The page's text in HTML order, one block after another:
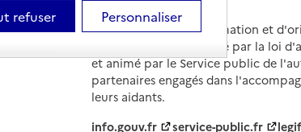
Portail national d'information et
et de leurs proches, créé par la loi
et animé par le Service public de
partenaires engagés dans
leurs aidants.
info.gouv.fr
service-public.fr
refuser Personnaliser